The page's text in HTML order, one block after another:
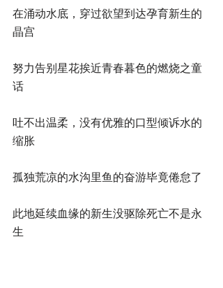
在涌动水底，穿过欲望到达孕育新生的
晶宫
努力告别星花挨近青春暮色的燃烧之童
话
吐不出温柔，没有优雅的口型倾诉水的
缩胀
孤独荒凉的水沟里鱼的奋游毕竟倦怠了
此地延续血缘的新生没驱除死亡不是永
生